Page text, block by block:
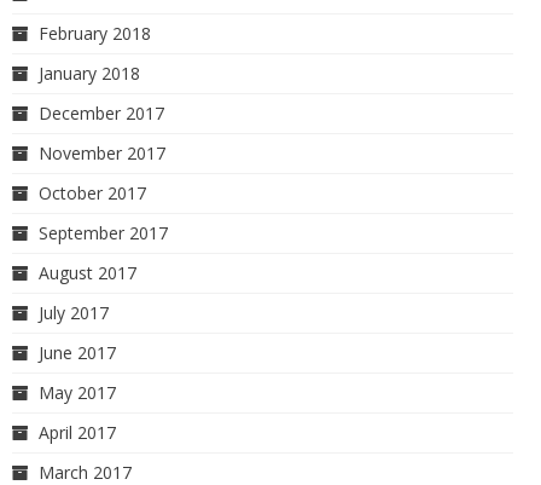
February 2018
January 2018
December 2017
November 2017
October 2017
September 2017
August 2017
July 2017
June 2017
May 2017
April 2017
March 2017